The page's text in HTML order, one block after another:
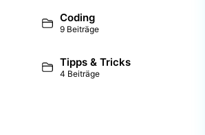
Coding
9 Beiträge
Tipps & Tricks
4 Beiträge